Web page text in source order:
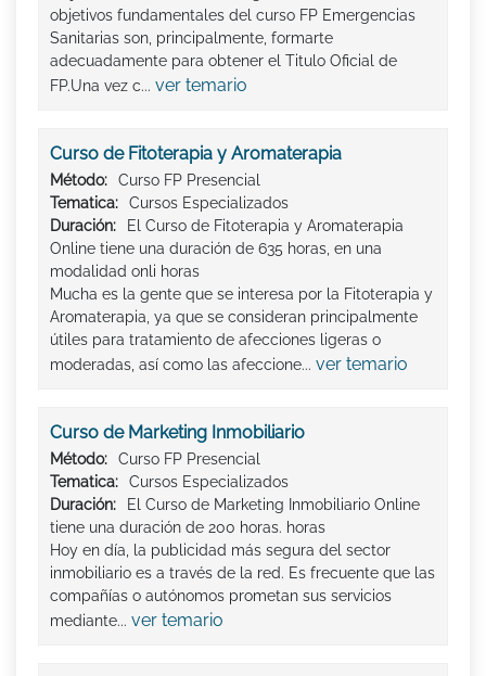
objetivos fundamentales del curso FP Emergencias
Sanitarias son, principalmente, formarte
adecuadamente para obtener el Titulo Oficial de
FP.Una vez c... ver temario
Curso de Fitoterapia y Aromaterapia
Método:
Curso FP Presencial
Tematica:
Cursos Especializados
Duración:
El Curso de Fitoterapia y Aromaterapia
Online tiene una duración de 635 horas, en una
modalidad onli horas
Mucha es la gente que se interesa por la Fitoterapia y
Aromaterapia, ya que se consideran principalmente
útiles para tratamiento de afecciones ligeras o
moderadas, así como las afeccione... ver temario
Curso de Marketing Inmobiliario
Método:
Curso FP Presencial
Tematica:
Cursos Especializados
Duración:
El Curso de Marketing Inmobiliario Online
tiene una duración de 200 horas. horas
Hoy en día, la publicidad más segura del sector
inmobiliario es a través de la red. Es frecuente que las
compañías o autónomos prometan sus servicios
mediante... ver temario